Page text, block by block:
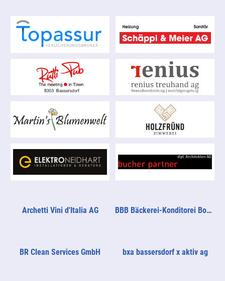
Archetti Vini d'Italia AG BBB Bäckerei-Konditorei Bosshart
BR Clean Services GmbH bxa bassersdorf x aktiv ag